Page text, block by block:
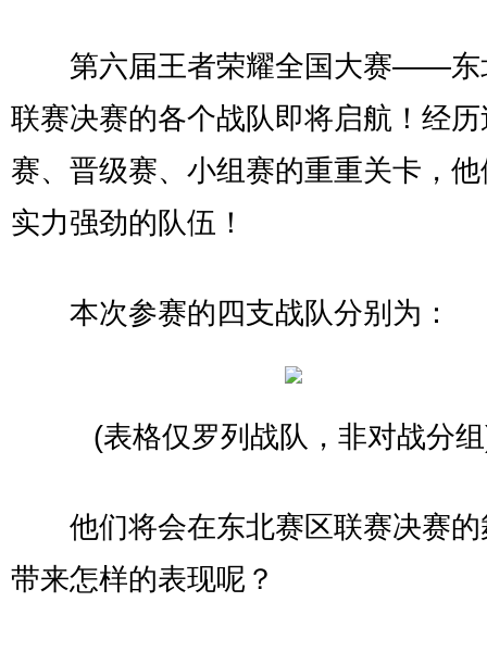
第六届王者荣耀全国大赛——东
联赛决赛的各个战队即将启航！经
赛、晋级赛、小组赛的重重关卡，
实力强劲的队伍！
本次参赛的四支战队分别为：
(表格仅罗列战队，非对战分
他们将会在东北赛区联赛决赛的
带来怎样的表现呢？